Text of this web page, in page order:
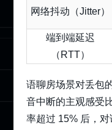
网络抖动（Jitter）
端到端延迟
（RTT）
语聊房场景对丢包
音中断的主观感受
率超过 15% 后，对